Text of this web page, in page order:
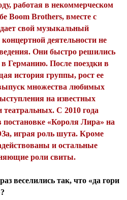
работая в некоммерческом
Boom Brothers, вместе с
свой музыкальный
деятельности не
Они быстро решились
Германию. После поездки в
история группы, рост ее
множества любимых
на известных
С 2010 года
«Короля Лира» на
играя роль шута. Кроме
и остальные
роли свиты.
веселились так, что «да гори